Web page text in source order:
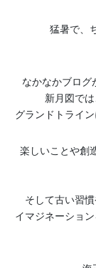
猛暑で、
なかなかブログ
新月図で
グランドトライ
楽しいことや創
そして古い習
イマジネーショ